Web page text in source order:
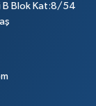
B Blok Kat:8/54